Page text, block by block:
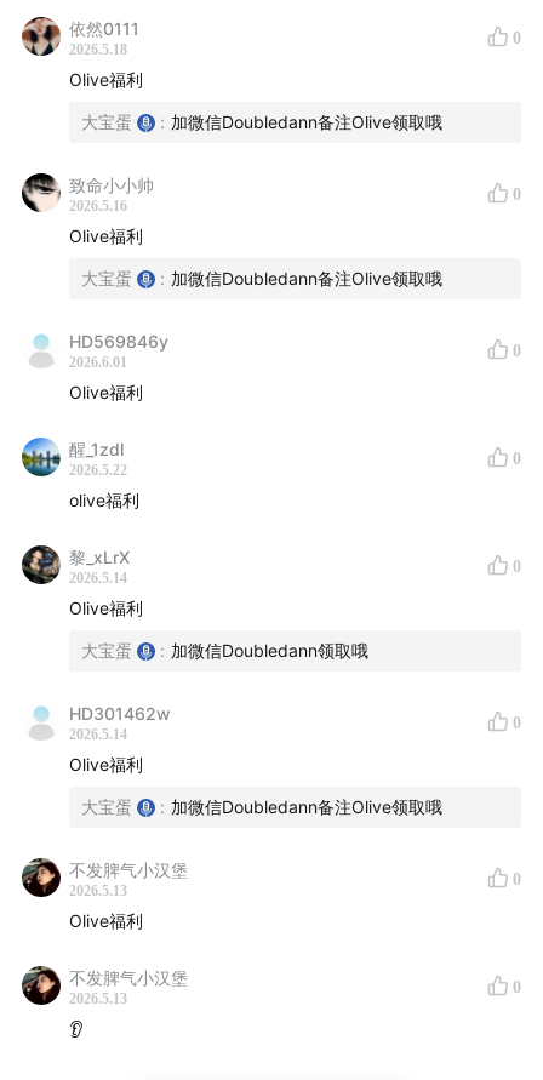
Olive的「第8期海外营销实战训练营」将于7-8月间开
课。7周时间，带你从0到1搭建海外数字营销知识体系。
听友报暗号「义乌听见」立减200元，感兴趣的朋友请加
微信Doubledann详询。
依然0111
2026.5.18
0
Olive福利
大宝蛋 : 加微信Doubledann备注Olive领取哦
致命小小帅
2026.5.16
0
Olive福利
大宝蛋 : 加微信Doubledann备注Olive领取哦
HD569846y
2026.6.01
0
Olive福利
醒_1zdl
2026.5.22
0
olive福利
黎_xLrX
2026.5.14
0
Olive福利
大宝蛋 : 加微信Doubledann领取哦
HD301462w
2026.5.14
0
Olive福利
大宝蛋 : 加微信Doubledann备注Olive领取哦
不发脾气小汉堡
2026.5.13
0
Olive福利
不发脾气小汉堡
2026.5.13
0
👂